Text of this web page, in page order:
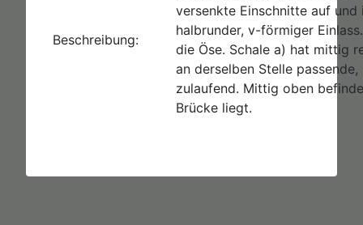
Beschreibung:
versenkte Einschnitte auf
halbrunder, v-förmiger
die Öse. Schale a) hat mittig
an derselben Stelle
zulaufend. Mittig oben
Brücke liegt.